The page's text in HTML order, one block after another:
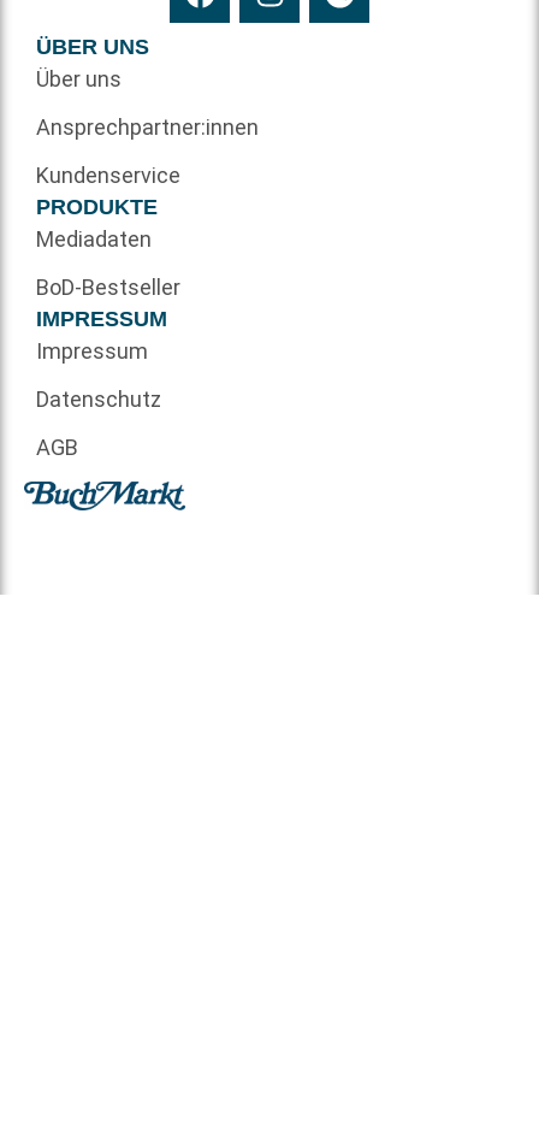
ÜBER UNS
Über uns
Ansprechpartner:innen
Kundenservice
PRODUKTE
Mediadaten
BoD-Bestseller
IMPRESSUM
Impressum
Datenschutz
AGB